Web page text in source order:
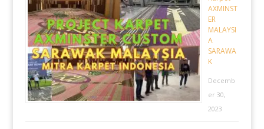
AXMINST
ER
MALAYSI
A
SARAWA
K
Decemb
er 30,
2023